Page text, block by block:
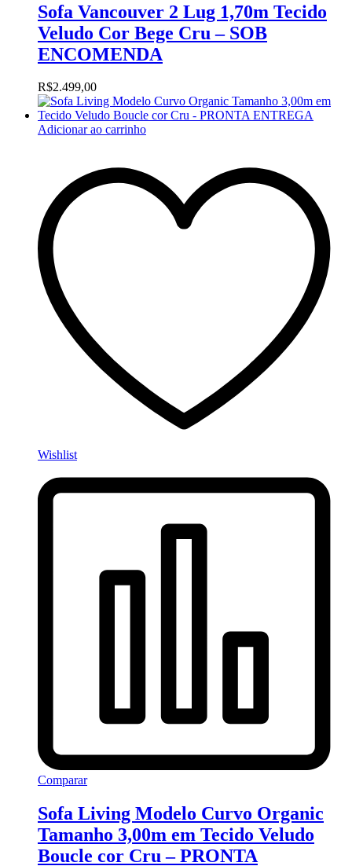
Sofa Vancouver 2 Lug 1,70m Tecido
Veludo Cor Bege Cru – SOB
ENCOMENDA
R$2.499,00
Adicionar ao carrinho
Wishlist
Comparar
Sofa Living Modelo Curvo Organic
Tamanho 3,00m em Tecido Veludo
Boucle cor Cru – PRONTA